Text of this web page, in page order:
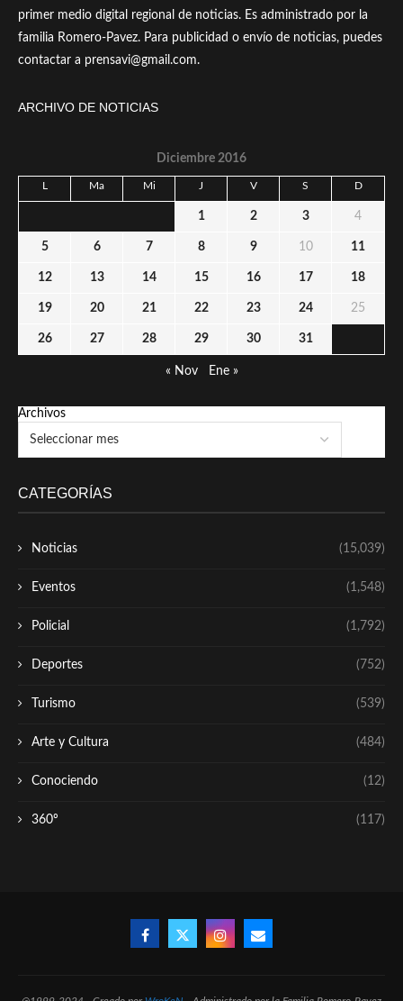
primer medio digital regional de noticias. Es administrado por la
familia Romero-Pavez. Para publicidad o envío de noticias, puedes
contactar a prensavi@gmail.com.
ARCHIVO DE NOTICIAS
Diciembre 2016
L Ma Mi J V S D
1 2 3 4
5 6 7 8 9 10 11
12 13 14 15 16 17 18
19 20 21 22 23 24 25
26 27 28 29 30 31
« Nov Ene »
Archivos
CATEGORÍAS
Noticias (15,039)
Eventos (1,548)
Policial (1,792)
Deportes (752)
Turismo (539)
Arte y Cultura (484)
Conociendo (12)
360º (117)